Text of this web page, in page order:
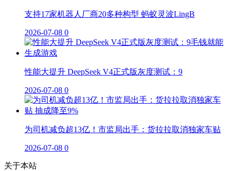
支持17家机器人厂商20多种构型 蚂蚁灵波LingB
2026-07-08 0
性能大提升 DeepSeek V4正式版灰度测试：9
2026-07-08 0
为司机减负超13亿！市监局出手：货拉拉取消独家车贴
2026-07-08 0
关于本站